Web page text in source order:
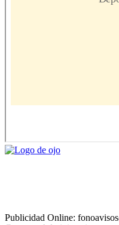
Publicidad Online: